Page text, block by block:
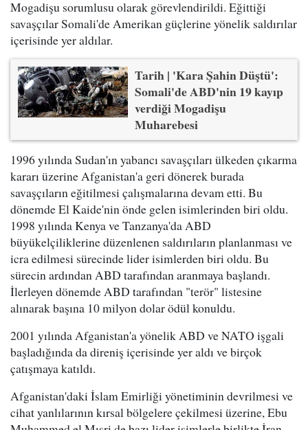
Mogadişu sorumlusu olarak görevlendirildi. Eğittiği
savaşçılar Somali'de Amerikan güçlerine yönelik saldırılar
içerisinde yer aldılar.
Tarih | 'Kara Şahin Düştü':
Somali'de ABD'nin 19 kayıp
verdiği Mogadişu
Muharebesi
1996 yılında Sudan'ın yabancı savaşçıları ülkeden çıkarma
kararı üzerine Afganistan'a geri dönerek burada
savaşçıların eğitilmesi çalışmalarına devam etti. Bu
dönemde El Kaide'nin önde gelen isimlerinden biri oldu.
1998 yılında Kenya ve Tanzanya'da ABD
büyükelçiliklerine düzenlenen saldırıların planlanması ve
icra edilmesi sürecinde lider isimlerden biri oldu. Bu
sürecin ardından ABD tarafından aranmaya başlandı.
İlerleyen dönemde ABD tarafından "terör" listesine
alınarak başına 10 milyon dolar ödül konuldu.
2001 yılında Afganistan'a yönelik ABD ve NATO işgali
başladığında da direniş içerisinde yer aldı ve birçok
çatışmaya katıldı.
Afganistan'daki İslam Emirliği yönetiminin devrilmesi ve
cihat yanlılarının kırsal bölgelere çekilmesi üzerine, Ebu